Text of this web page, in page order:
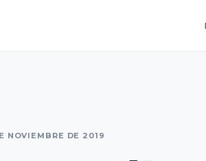
NOVIEMBRE DE 2019